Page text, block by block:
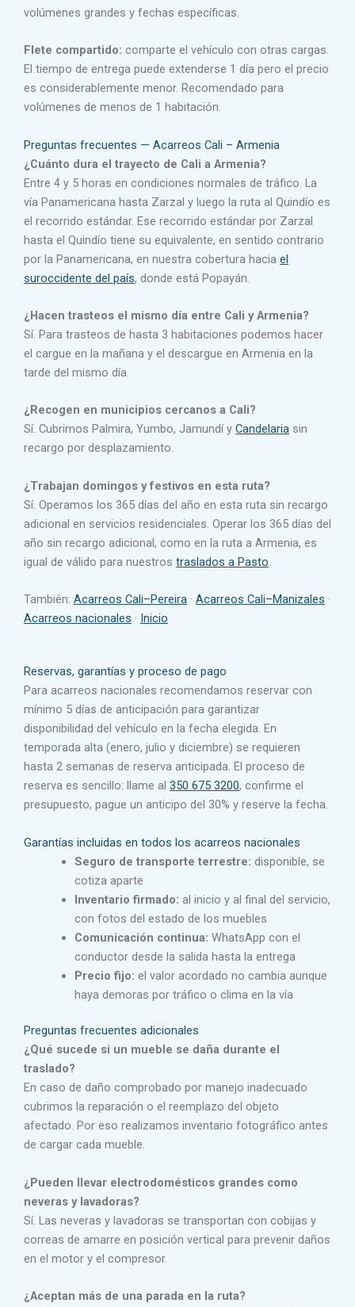
volúmenes grandes y fechas específicas.
Flete compartido: comparte el vehículo con otras cargas.
El tiempo de entrega puede extenderse 1 día pero el precio
es considerablemente menor. Recomendado para
volúmenes de menos de 1 habitación.
Preguntas frecuentes — Acarreos Cali – Armenia
¿Cuánto dura el trayecto de Cali a Armenia?
Entre 4 y 5 horas en condiciones normales de tráfico. La
vía Panamericana hasta Zarzal y luego la ruta al Quindío es
el recorrido estándar. Ese recorrido estándar por Zarzal
hasta el Quindío tiene su equivalente, en sentido contrario
por la Panamericana, en nuestra cobertura hacia el
suroccidente del país, donde está Popayán.
¿Hacen trasteos el mismo día entre Cali y Armenia?
Sí. Para trasteos de hasta 3 habitaciones podemos hacer
el cargue en la mañana y el descargue en Armenia en la
tarde del mismo día.
¿Recogen en municipios cercanos a Cali?
Sí. Cubrimos Palmira, Yumbo, Jamundí y Candelaria sin
recargo por desplazamiento.
¿Trabajan domingos y festivos en esta ruta?
Sí. Operamos los 365 días del año en esta ruta sin recargo
adicional en servicios residenciales. Operar los 365 días del
año sin recargo adicional, como en la ruta a Armenia, es
igual de válido para nuestros traslados a Pasto
También: Acarreos Cali–Pereira · Acarreos Cali–Manizales ·
Acarreos nacionales · Inicio
Reservas, garantías y proceso de pago
Para acarreos nacionales recomendamos reservar con
mínimo 5 días de anticipación para garantizar
disponibilidad del vehículo en la fecha elegida. En
temporada alta (enero, julio y diciembre) se requieren
hasta 2 semanas de reserva anticipada. El proceso de
reserva es sencillo: llame al 350 675 3200, confirme el
presupuesto, pague un anticipo del 30% y reserve la fecha.
Garantías incluidas en todos los acarreos nacionales
Seguro de transporte terrestre: disponible, se
cotiza aparte
Inventario firmado: al inicio y al final del servicio,
con fotos del estado de los muebles
Comunicación continua: WhatsApp con el
conductor desde la salida hasta la entrega
Precio fijo: el valor acordado no cambia aunque
haya demoras por tráfico o clima en la vía
Preguntas frecuentes adicionales
¿Qué sucede si un mueble se daña durante el
traslado?
En caso de daño comprobado por manejo inadecuado
cubrimos la reparación o el reemplazo del objeto
afectado. Por eso realizamos inventario fotográfico antes
de cargar cada mueble.
¿Pueden llevar electrodomésticos grandes como
neveras y lavadoras?
Sí. Las neveras y lavadoras se transportan con cobijas y
correas de amarre en posición vertical para prevenir daños
en el motor y el compresor.
¿Aceptan más de una parada en la ruta?